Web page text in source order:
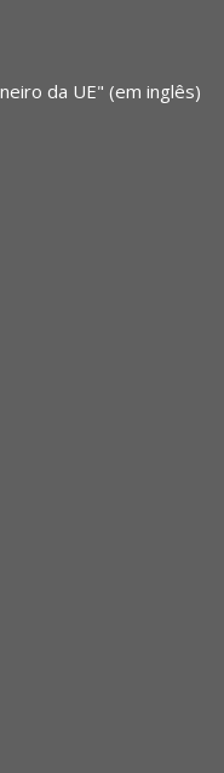
da UE" (em inglês)